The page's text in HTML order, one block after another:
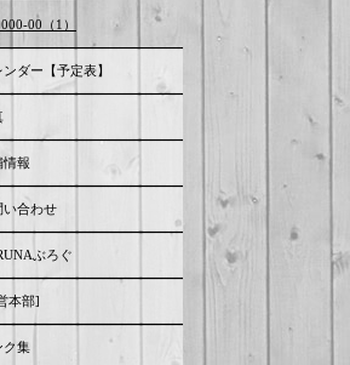
00（1）
ンダー【予定表】
情報
い合わせ
ぶろぐ
本部]
ク集